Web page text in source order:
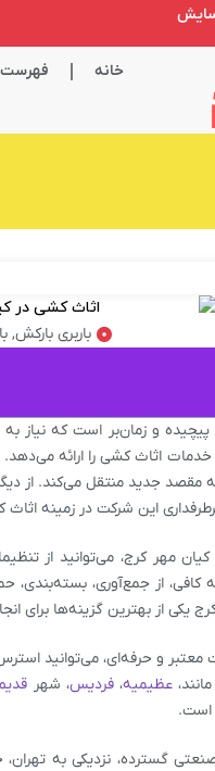
خانه فهرست
باربری بارکش,
و زمان‌بر است که نیاز
خدمات اثاث کشی را ارائه
به مقصد جدید منتقل می‌کند. از
این شرکت در زمینه
مهر کرج، می‌توانید از
از جمع‌آوری، بسته‌بندی،
یکی از بهترین گزینه‌ها برای
معتبر و حرفه‌ای، می‌توانید
عظیمیه،فردیس، شهر
است.
گسترده، نزدیکی به تهران،